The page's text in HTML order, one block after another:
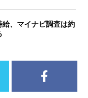
、マイナビ調査は約